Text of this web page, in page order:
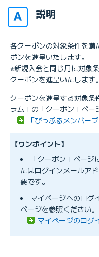
説明
各クーポンの対象条件を
ポンを進呈いたします。
※新規入会と同じ月に対象
クーポンを進呈いたします。
クーポンを進呈する対象
ラム」の「クーポン」ペー
「びっぷるメンバー
【ワンポイント】
「クーポン」ペー
たはログインメールア
要です。
マイページへのログ
ページを参照ください。
マイページのログ